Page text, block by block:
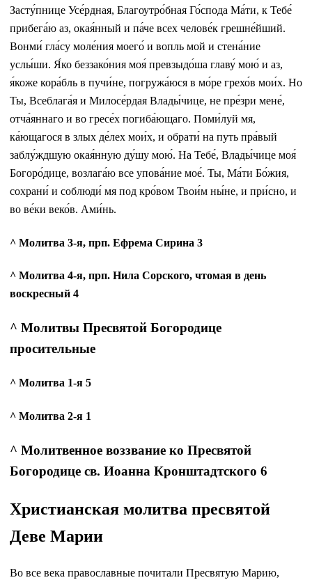
Засту́пнице Усе́рдная, Благоутро́бная Го́спода Ма́ти, к Тебе́
прибега́ю аз, окая́нный и па́че всех челове́к грешне́йший.
Вонми́ гла́су моле́ния моего́ и вопль мой и стена́ние
услы́ши. Я́ко беззако́ния моя́ превзыдо́ша главу́ мою́ и аз,
я́коже кора́бль в пучи́не, погружа́юся в мо́ре грехо́в мои́х. Но
Ты, Всеблага́я и Милосе́рдая Влады́чице, не пре́зри мене́,
отча́яннаго и во гресе́х погиба́ющаго. Поми́луй мя,
ка́ющагося в злых де́лех мои́х, и обрати́ на путь пра́вый
заблу́ждшую окая́нную ду́шу мою́. На Тебе́, Влады́чице моя́
Богоро́дице, возлага́ю все упова́ние мое́. Ты, Ма́ти Бо́жия,
сохрани́ и соблюди́ мя под кро́вом Твои́м ны́не, и при́сно, и
во ве́ки веко́в. Ами́нь.
^ Молитва 3-я, прп. Ефрема Сирина 3
^ Молитва 4-я, прп. Нила Сорского, чтомая в день
воскресный 4
^ Молитвы Пресвятой Богородице
просительные
^ Молитва 1-я 5
^ Молитва 2-я 1
^ Молитвенное воззвание ко Пресвятой
Богородице св. Иоанна Кронштадтского 6
Христианская молитва пресвятой
Деве Марии
Во все века православные почитали Пресвятую Марию,